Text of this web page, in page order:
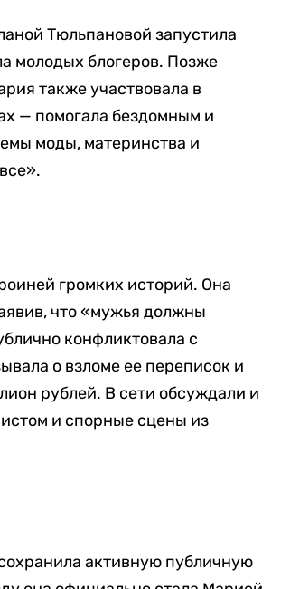
Тюльпановой запустила
молодых блогеров. Позже
также участвовала в
— помогала бездомным и
моды, материнства и
громких историй. Она
что «мужья должны
конфликтовала с
о взломе ее переписок и
рублей. В сети обсуждали и
и спорные сцены из
активную публичную